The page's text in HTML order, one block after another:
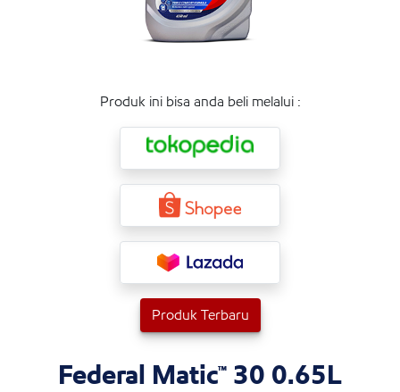
Produk ini bisa anda beli melalui :
Produk Terbaru
Federal Matic™ 30 0.65L